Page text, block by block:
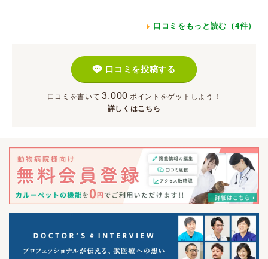
口コミをもっと読む（4件）
口コミを投稿する
口コミを書いて 3,000 ポイント をゲットしよう！
詳しくはこちら